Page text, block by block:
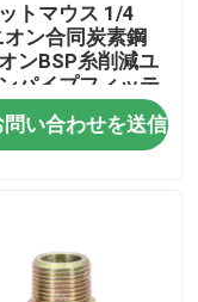
トマウス 1/4
オン合同炭素鋼
ンBSP糸削減ユ
パイプフィッテ
問い合わせを送信